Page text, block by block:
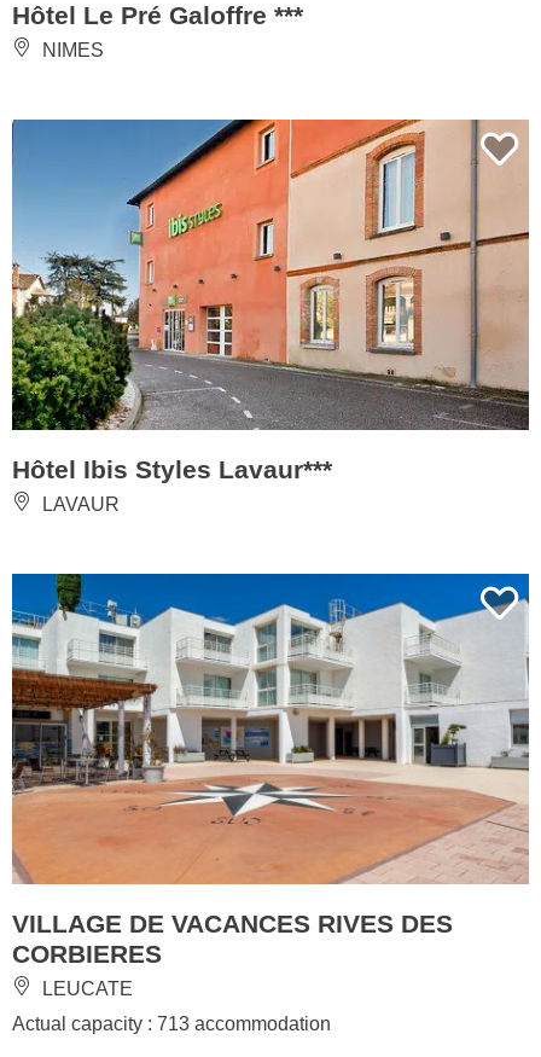
Hôtel Le Pré Galoffre ***
NIMES
Hôtel Ibis Styles Lavaur***
LAVAUR
VILLAGE DE VACANCES RIVES DES
CORBIERES
LEUCATE
Actual capacity : 713 accommodation